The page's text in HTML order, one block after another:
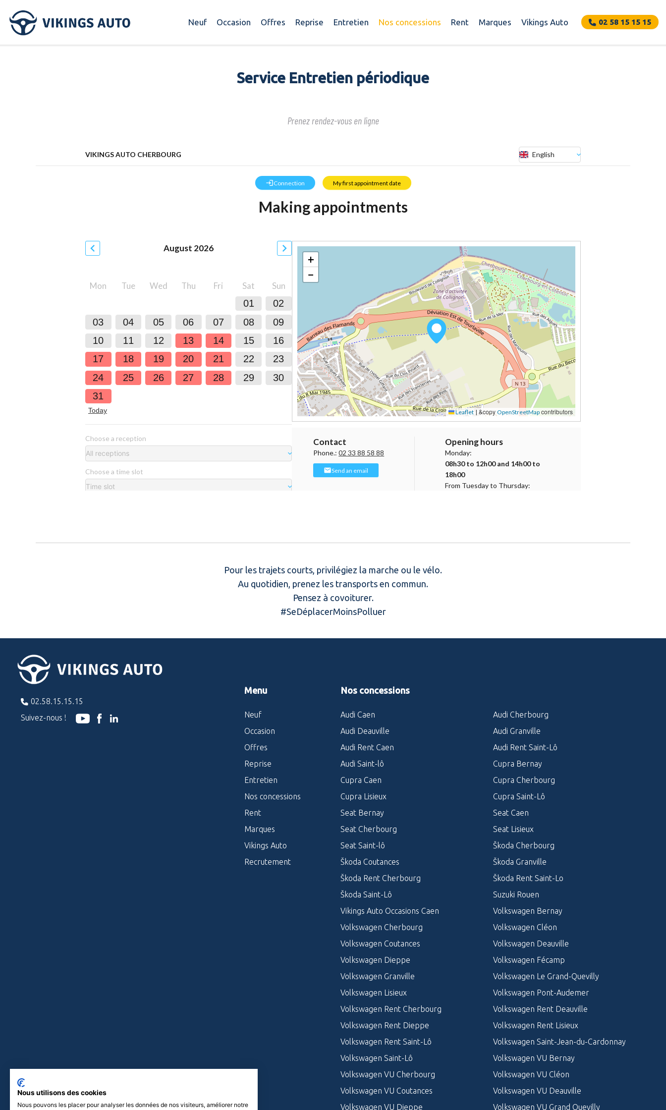
02 58 15 15 15
Neuf Occasion Offres Reprise Entretien Nos concessions Rent Marques Vikings Auto
Service Entretien périodique
Prenez rendez-vous en ligne
Pour les trajets courts, privilégiez la marche ou le vélo.
Au quotidien, prenez les transports en commun.
Pensez à covoiturer.
#SeDéplacerMoinsPolluer
02.58.15.15.15
Suivez-nous !
Menu
Neuf
Occasion
Offres
Reprise
Entretien
Nos concessions
Rent
Marques
Vikings Auto
Recrutement
Nos concessions
Audi Caen
Audi Cherbourg
Audi Deauville
Audi Granville
Audi Rent Caen
Audi Rent Saint-Lô
Audi Saint-lô
Cupra Bernay
Cupra Caen
Cupra Cherbourg
Cupra Lisieux
Cupra Saint-Lô
Seat Bernay
Seat Caen
Seat Cherbourg
Seat Lisieux
Seat Saint-lô
Škoda Cherbourg
Škoda Coutances
Škoda Granville
Škoda Rent Cherbourg
Škoda Rent Saint-Lo
Škoda Saint-Lô
Suzuki Rouen
Vikings Auto Occasions Caen
Volkswagen Bernay
Volkswagen Cherbourg
Volkswagen Cléon
Volkswagen Coutances
Volkswagen Deauville
Volkswagen Dieppe
Volkswagen Fécamp
Volkswagen Granville
Volkswagen Le Grand-Quevilly
Volkswagen Lisieux
Volkswagen Pont-Audemer
Volkswagen Rent Cherbourg
Volkswagen Rent Deauville
Volkswagen Rent Dieppe
Volkswagen Rent Lisieux
Volkswagen Rent Saint-Lô
Volkswagen Saint-Jean-du-Cardonnay
Volkswagen Saint-Lô
Volkswagen VU Bernay
Volkswagen VU Cherbourg
Volkswagen VU Cléon
Volkswagen VU Coutances
Volkswagen VU Deauville
Volkswagen VU Dieppe
Volkswagen VU Grand Quevilly
Nous utilisons des cookies
Nous pouvons les placer pour analyser les données de nos visiteurs, améliorer notre